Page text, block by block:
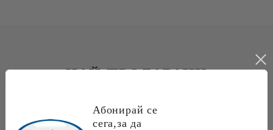
НАЙ-ПРОДАВАНИ
Абонирай се
сега,за да